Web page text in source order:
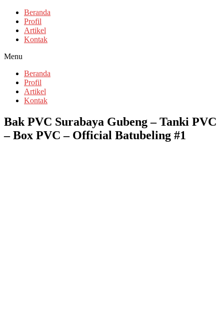
Beranda
Profil
Artikel
Kontak
Menu
Beranda
Profil
Artikel
Kontak
Bak PVC Surabaya Gubeng – Tanki PVC
– Box PVC – Official Batubeling #1